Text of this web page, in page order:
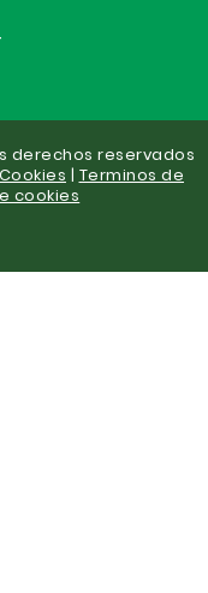
derechos reservados
| Terminos de
cookies